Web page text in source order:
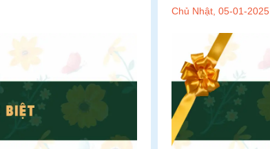
Chủ Nhật, 05-01-2025